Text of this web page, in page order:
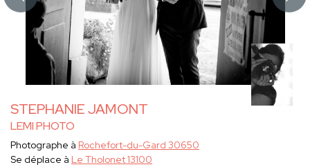
STEPHANIE JAMONT
LEMI PHOTO
Photographe à Rochefort-du-Gard 30650
Se déplace à Le Tholonet 13100